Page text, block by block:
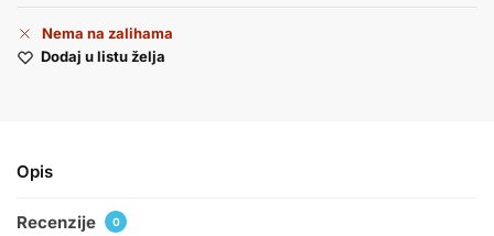
Nema na zalihama
Dodaj u listu želja
Opis
Recenzije 0